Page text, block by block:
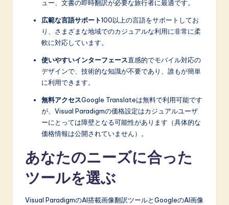
ュー、文書の即時翻訳が必要な旅行者に最適です。
広範な言語サポート100以上の言語をサポートしてお
り、さまざまな地域でのカジュアルな利用に非常に柔
軟に対応しています。
使いやすいインターフェース直感的でモバイル対応の
デザインで、技術的な知識が不要であり、誰もが簡単
に利用できます。
無料アクセスGoogle Translateは無料で利用可能です
が、Visual Paradigmの価格設定はカジュアルユーザ
ーにとっては障壁となる可能性があります（具体的な
価格情報は公開されていません）。
あなたのニーズに合った
ツールを選ぶ
Visual ParadigmのAI搭載画像翻訳ツールとGoogleのAI画像